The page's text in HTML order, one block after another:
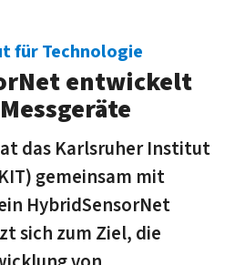
für Technologie
entwickelt
das Karlsruher Institut
gemeinsam mit
HybridSensorNet
sich zum Ziel, die